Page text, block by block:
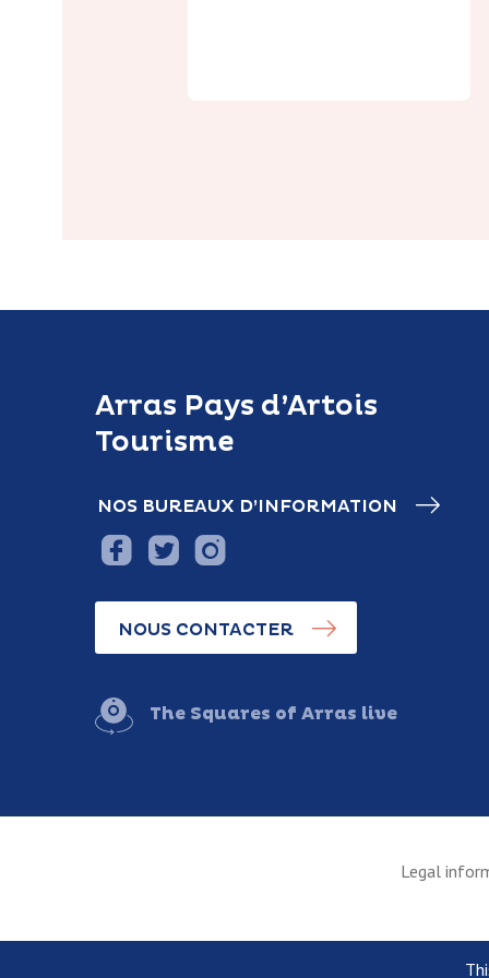
Arras Pays d’Artois
Tourisme
NOS BUREAUX D’INFORMATION
NOUS CONTACTER
The Squares of Arras live
Legal